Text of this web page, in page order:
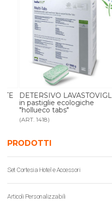
PRODOTTI
Set Cortesia Hotel e Accessori
Articoli Personalizzabili
DETERSIVO LAVASTOVIGLIE
in pastiglie ecologiche
"hollueco tabs"
(ART. 1418)